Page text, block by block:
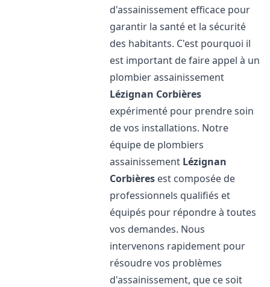
d'assainissement efficace pour
garantir la santé et la sécurité
des habitants. C'est pourquoi il
est important de faire appel à un
plombier assainissement
Lézignan Corbières
expérimenté pour prendre soin
de vos installations. Notre
équipe de plombiers
assainissement Lézignan
Corbières est composée de
professionnels qualifiés et
équipés pour répondre à toutes
vos demandes. Nous
intervenons rapidement pour
résoudre vos problèmes
d'assainissement, que ce soit